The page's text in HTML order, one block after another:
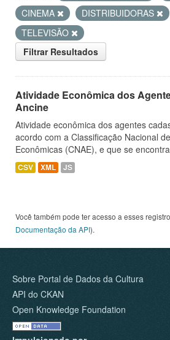
CINEMA
DISTRIBUIDORAS
TELEVISÃO
Filtrar Resultados
Atividade Econômica dos
Ancine
Atividade econômica dos agentes
acordo com a Classificação Nacional
Econômicas (CNAE), e que se
CSV XML JS
Você também pode ter acesso a esses
Documentação da API).
Sobre Portal de Dados da Cultura
API do CKAN
Open Knowledge Foundation